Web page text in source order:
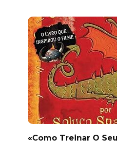
«Como Treinar O